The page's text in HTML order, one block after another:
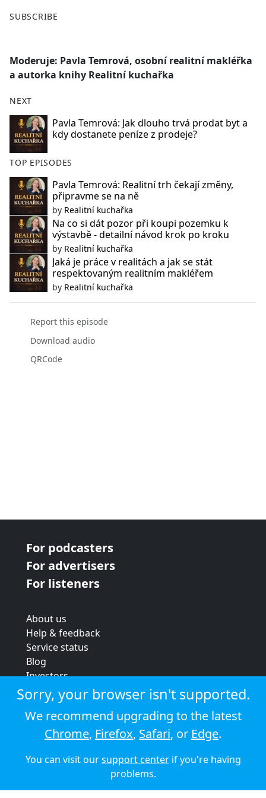
a
b
o
k
SUBSCRIBE
Moderuje: Pavla Temrová, osobní realitní makléřka
a autorka knihy Realitní kuchařka
NEXT
Pavla Temrová: Jak dlouho trvá prodat byt a
kdy dostanete peníze z prodeje?
TOP EPISODES
Pavla Temrová: Realitní trh čekají změny,
připravme se na ně
by Realitní kuchařka
Na co si dát pozor při koupi pozemku k
výstavbě - detailní návod krok po kroku
by Realitní kuchařka
Jaká je práce v realitách a jak se stát
respektovaným realitním makléřem
by Realitní kuchařka
Report this episode
Download audio
QRCode
For podcasters
For advertisers
For listeners
About us
Help & feedback
Service status
Blog
Investors
Strategic review
Terms & conditions
Privacy policy
Cookie policy
© 2026 Audioboom
Sorry, your browser isn't supported.
We recommend upgrading to the latest
Chrome, Firefox, Safari, or Edge.
You can visit oursupport centerif you're having
problems.